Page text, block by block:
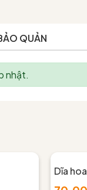
QUẢN
nhật.
Dĩa